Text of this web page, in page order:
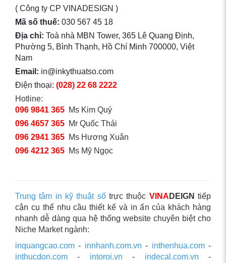
( Công ty CP VINADESIGN )
Mã số thuế: 030 567 45 18
Địa chỉ: Toà nhà MBN Tower, 365 Lê Quang Định,
Phường 5, Bình Thạnh, Hồ Chí Minh 700000, Việt
Nam
Email: in@inkythuatso.com
Điện thoại: (028) 22 68 2222
Hotline:
096 9841 365 Ms Kim Quý
096 4657 365 Mr Quốc Thái
096 2941 365 Ms Hương Xuân
096 4212 365 Ms Mỹ Ngọc
Trung tâm in kỹ thuật sốtrực thuộc VINA DEIGN tiếp
cận cụ thể nhu cầu thiết kế và in ấn của khách hàng
nhanh dễ dàng qua hệ thống website chuyên biệt cho
Niche Market ngành:
inquangcao.com - innhanh.com.vn - inthenhua.com-
inthucdon.com - intoroi.vn - indecal.com.vn -